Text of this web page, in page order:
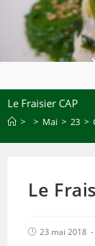
Le Fraisier CAP
> > Mai > 23 >
Le
23 mai 2018